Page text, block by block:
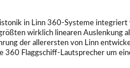
in Linn 360-Systeme
wirklich linearen Auslenkung
der allerersten von Linn
360 Flaggschiff-Lautsprecher um